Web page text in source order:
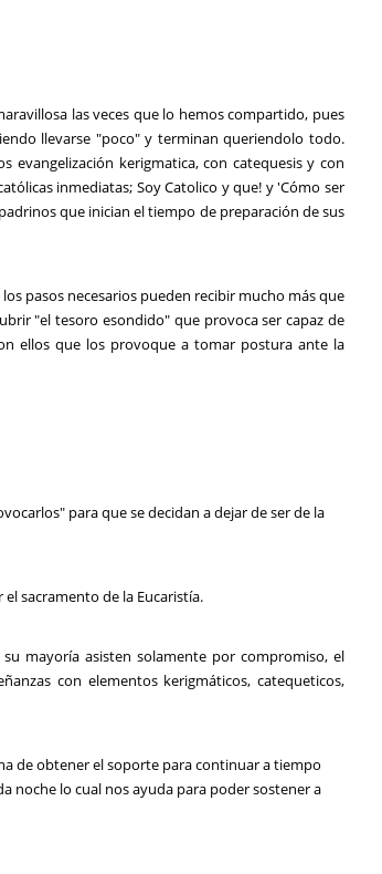
las veces que lo hemos compartido, pues
llevarse "poco" y terminan queriendolo todo.
evangelización kerigmatica, con catequesis y con
inmediatas; Soy Catolico y que! y 'Cómo ser
que inician el tiempo de preparación de sus
pasos necesarios pueden recibir mucho más que
"el tesoro esondido" que provoca ser capaz de
ellos que los provoque a tomar postura ante la
para que se decidan a dejar de ser de la
sacramento de la Eucaristía.
mayoría asisten solamente por compromiso, el
con elementos kerigmáticos, catequeticos,
de obtener el soporte para continuar a tiempo
noche lo cual nos ayuda para poder sostener a